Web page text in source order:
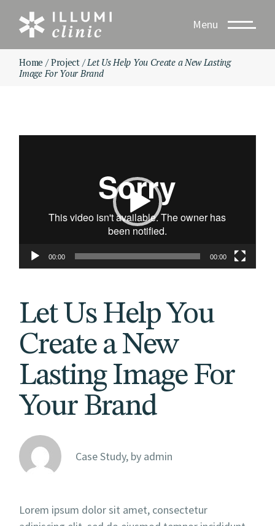
content
Menu
Home Project
Let Us Help You Create a New Lasting
Image For Your Brand
00:00 00:00
Let Us Help You
Create a New
Lasting Image For
Your Brand
Case Study, by admin
Lorem ipsum dolor sit amet, consectetur